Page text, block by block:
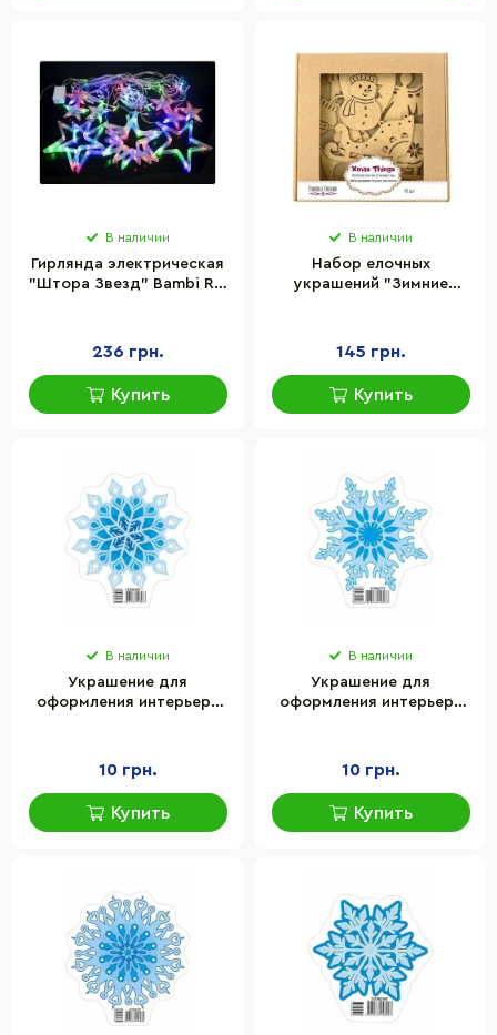
В наличии
Гирлянда электрическая
"Штора Звезд" Bambi RJ-
236 грн.
Купить
В наличии
Набор елочных
украшений "Зимние
145 грн.
Купить
В наличии
Украшение для
оформления интерьера
10 грн.
Купить
В наличии
Украшение для
оформления интерьера
10 грн.
Купить